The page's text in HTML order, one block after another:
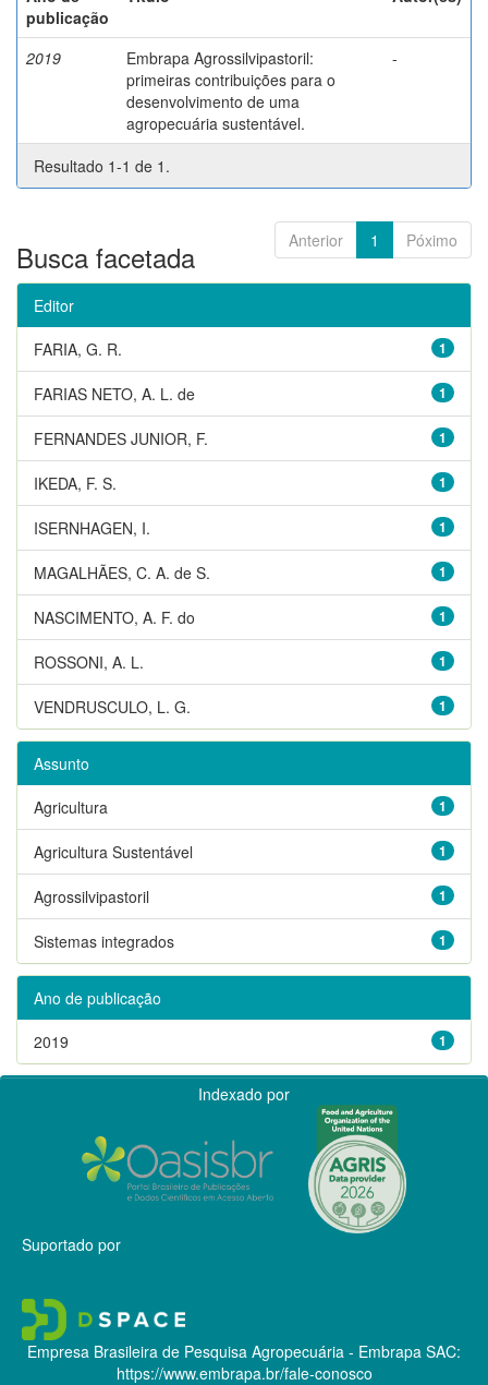
publicação
2019
Embrapa Agrossilvipastoril:
primeiras contribuições para o
desenvolvimento de uma
agropecuária sustentável.
-
Resultado 1-1 de 1.
Anterior 1 Póximo
Busca facetada
Editor
1
FARIA, G. R.
1
FARIAS NETO, A. L. de
1
FERNANDES JUNIOR, F.
1
IKEDA, F. S.
1
ISERNHAGEN, I.
1
MAGALHÃES, C. A. de S.
1
NASCIMENTO, A. F. do
1
ROSSONI, A. L.
1
VENDRUSCULO, L. G.
Assunto
1
Agricultura
1
Agricultura Sustentável
1
Agrossilvipastoril
1
Sistemas integrados
Ano de publicação
1
2019
Indexado por
Suportado por
Empresa Brasileira de Pesquisa Agropecuária - Embrapa SAC:
https://www.embrapa.br/fale-conosco